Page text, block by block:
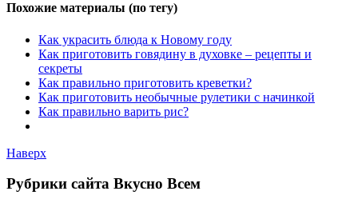
Похожие материалы (по тегу)
Как украсить блюда к Новому году
Как приготовить говядину в духовке – рецепты и
секреты
Как правильно приготовить креветки?
Как приготовить необычные рулетики с начинкой
Как правильно варить рис?
Наверх
Рубрики сайта Вкусно Всем